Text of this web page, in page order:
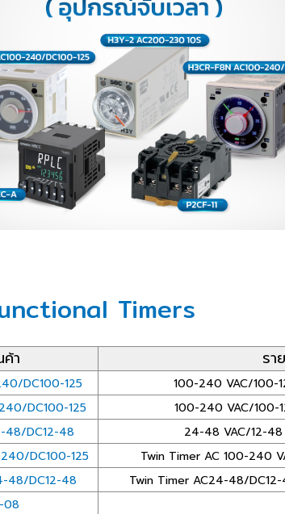
Timers
า รา
DC100-125 100-240 VAC/100-
DC100-125
100-240 VAC/100-
48/DC12-48
24-48 VAC/12-48
DC100-125
Twin Timer AC 100-240
48/DC12-48
Twin Timer AC24-48/
08